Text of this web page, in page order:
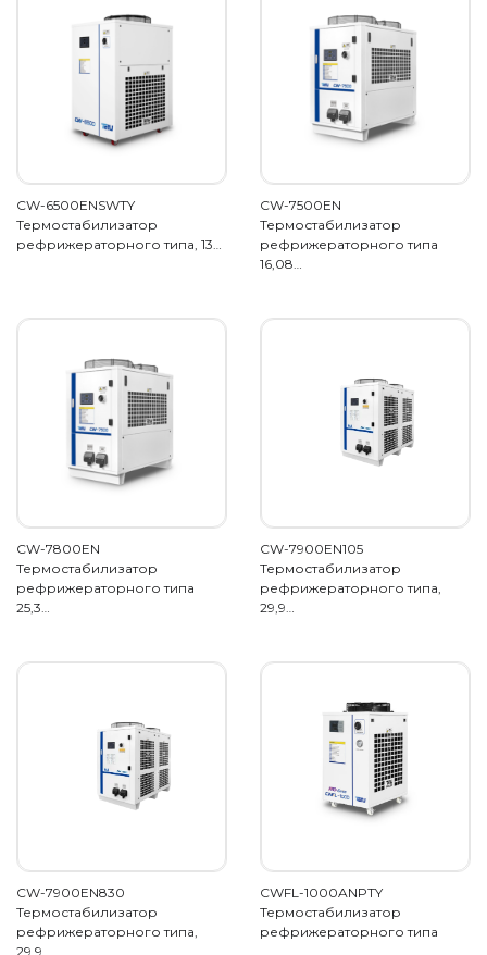
CW-6500ENSWTY
Термостабилизатор
рефрижераторного типа, 13…
CW-7500EN
Термостабилизатор
рефрижераторного типа
16,08…
CW-7800EN
Термостабилизатор
рефрижераторного типа
25,3…
CW-7900EN105
Термостабилизатор
рефрижераторного типа,
29,9…
CW-7900EN830
Термостабилизатор
рефрижераторного типа,
29,9…
CWFL-1000ANPTY
Термостабилизатор
рефрижераторного типа